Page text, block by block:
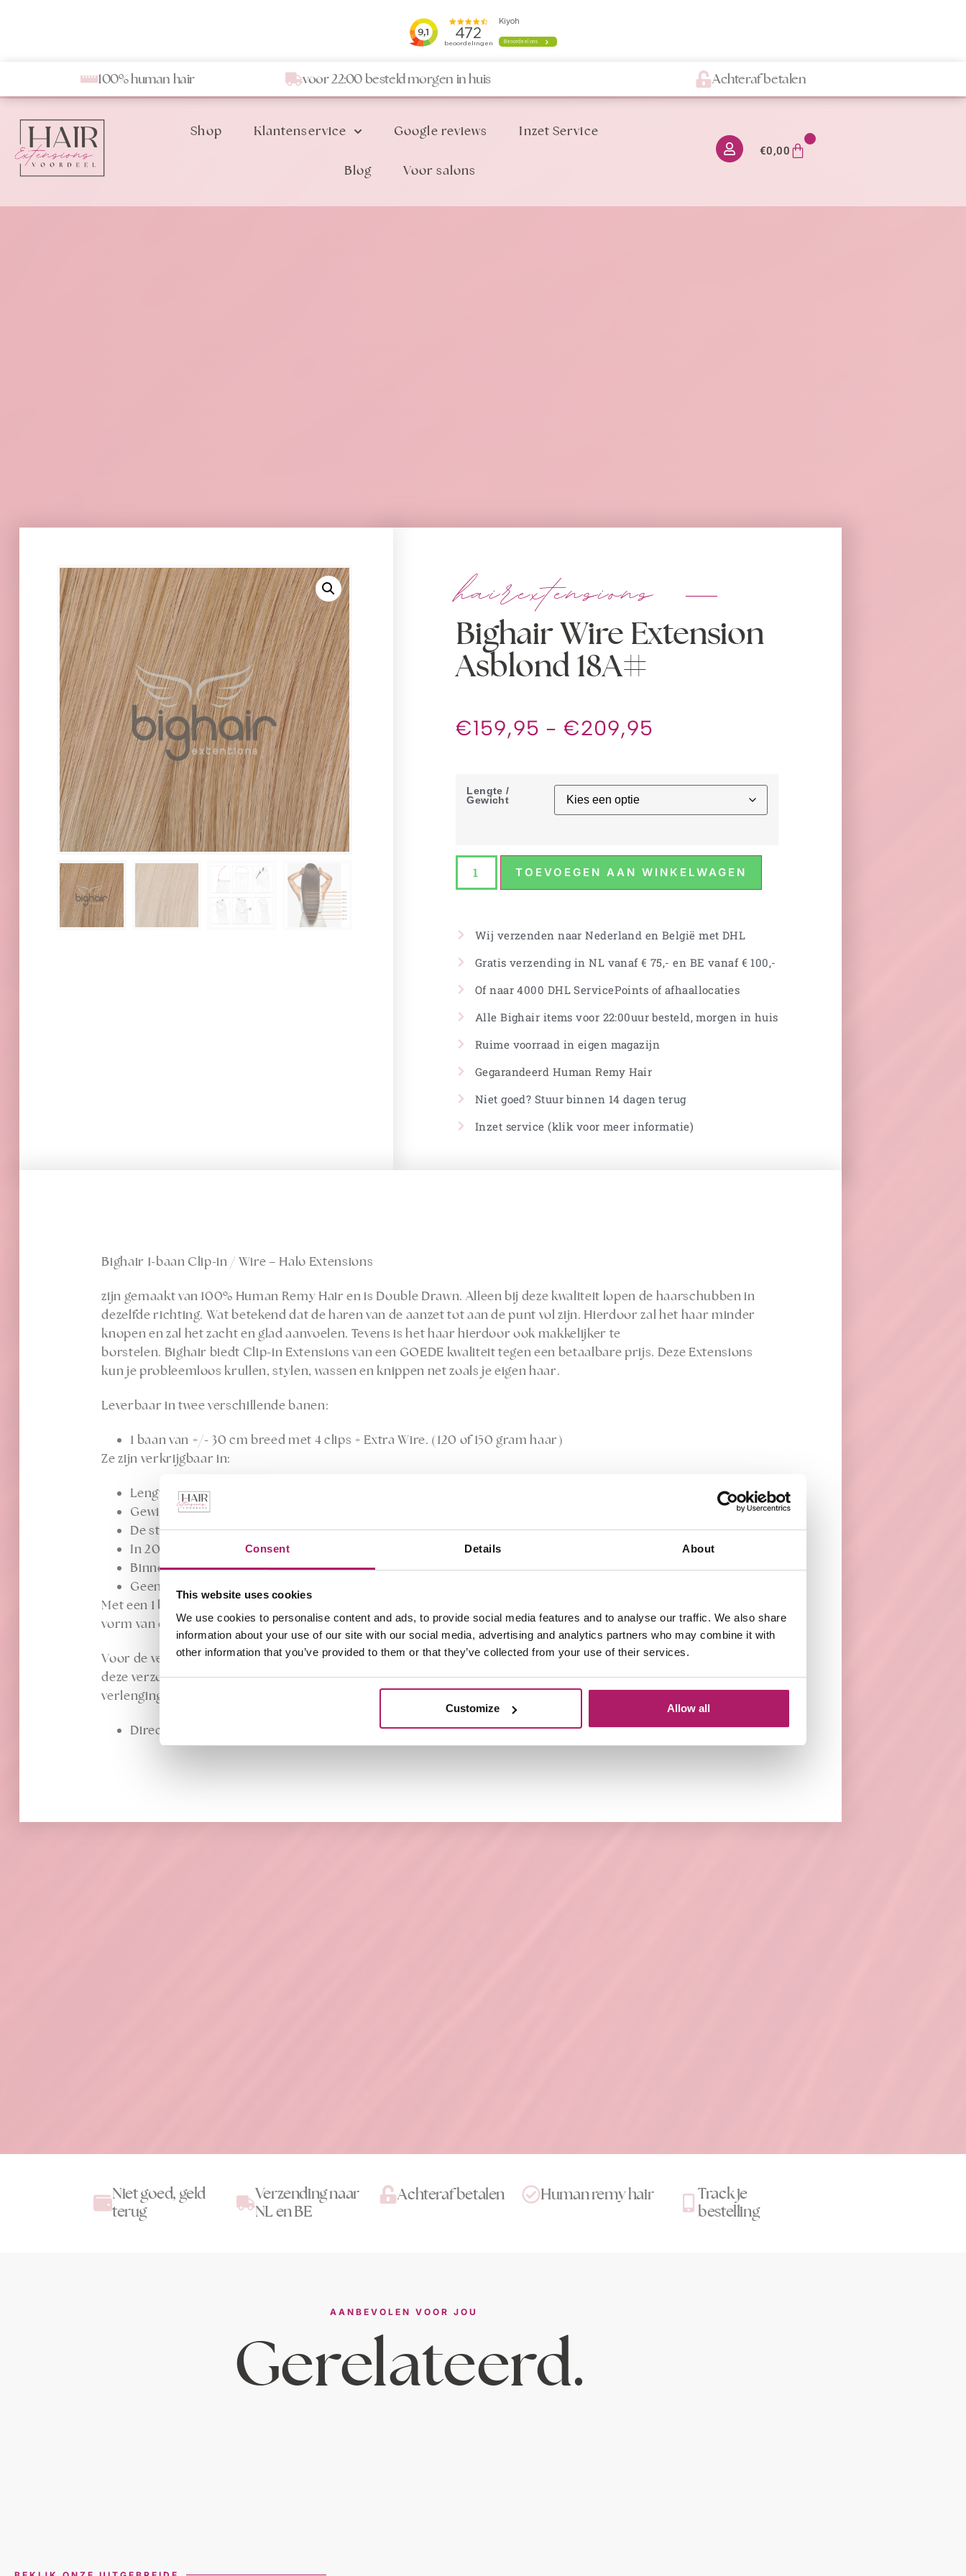
Consent Details About
This website uses cookies
We use cookies to personalise content and ads, to provide social media features and to analyse our traffic. We also share
information about your use of our site with our social media, advertising and analytics partners who may combine it with
other information that you’ve provided to them or that they’ve collected from your use of their services.
Customize Allow all
100% human hair voor 22:00 besteld morgen in huis Achteraf betalen
Shop Klantenservice Google reviews Inzet Service
Blog Voor salons
€0,00
hairextensions
Bighair Wire Extension
Asblond 18A#
€159,95 - €209,95
Lengte /
Gewicht
TOEVOEGEN AAN WINKELWAGEN
Wij verzenden naar Nederland en België met DHL
Gratis verzending in NL vanaf € 75,- en BE vanaf € 100,-
Of naar 4000 DHL ServicePoints of afhaallocaties
Alle Bighair items voor 22:00uur besteld, morgen in huis
Ruime voorraad in eigen magazijn
Gegarandeerd Human Remy Hair
Niet goed? Stuur binnen 14 dagen terug
Inzet service (klik voor meer informatie)
Bighair 1-baan Clip-in / Wire – Halo Extensions
zijn gemaakt van 100% Human Remy Hair en is Double Drawn. Alleen bij deze kwaliteit lopen de haarschubben in
dezelfde richting. Wat betekend dat de haren van de aanzet tot aan de punt vol zijn. Hierdoor zal het haar minder
knopen en zal het zacht en glad aanvoelen. Tevens is het haar hierdoor ook makkelijker te
borstelen. Bighair biedt Clip-in Extensions van een GOEDE kwaliteit tegen een betaalbare prijs. Deze Extensions
kun je probleemloos krullen, stylen, wassen en knippen net zoals je eigen haar.
Leverbaar in twee verschillende banen:
1 baan van +/- 30 cm breed met 4 clips + Extra Wire. (120 of 150 gram haar)
Ze zijn verkrijgbaar in:
Lengtes zijn er van 40 cm, 50 cm.
Gewicht van het haar is 120 gram of 150 gram.
De stijl van het haar is Natural Wave.
In 20 verschillende kleuren te bestellen.
Binnen 1 minuut lengte en volume.
Geen schade aan eigen haar.
Met een 1 baan Clip-in / Wire extensions van Bighair creëer je in een handomdraai meer volume en lengte. Deze
vorm van extensions is ideaal voor tijdelijk gebruik en gemakkelijk zelf aan te brengen.
Voor de verzorging van de hairextensions adviseren wij een verzorgingspakket te nemen van Balmain Hair
deze verzorgingsproducten houd je jouw Extensions in optimale conditie en kun je langer genieten van je haar
verlenging.
Direct uit voorraad leverbaar.
Niet goed, geld
terug
Verzending naar
NL en BE
Achteraf betalen Human remy hair
Track je
bestelling
AANBEVOLEN VOOR JOU
Gerelateerd.